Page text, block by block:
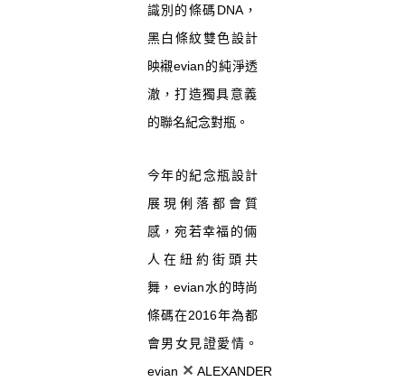
識別的條碼DNA，
黑白條紋雙色設計
映襯evian的純淨透
澈，打造獨具意義
的聯名紀念對瓶。
今年的紀念瓶設計
展現俐落都會質
感，宛若幸福的倆
人在紐約街頭共
舞，evian水的時尚
條碼在2016年為都
會男女見證愛情。
evian ✕ ALEXANDER